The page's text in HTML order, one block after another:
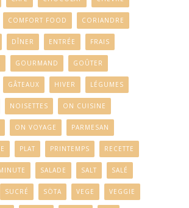
COMFORT FOOD CORIANDRE
DÎNER ENTRÉE FRAIS
GOURMAND GOÛTER
GÂTEAUX HIVER LÉGUMES
NOISETTES ON CUISINE
ON VOYAGE PARMESAN
PLAT PRINTEMPS RECETTE
SALADE SALT SALÉ
SUCRÉ SÖTA VEGE VEGGIE